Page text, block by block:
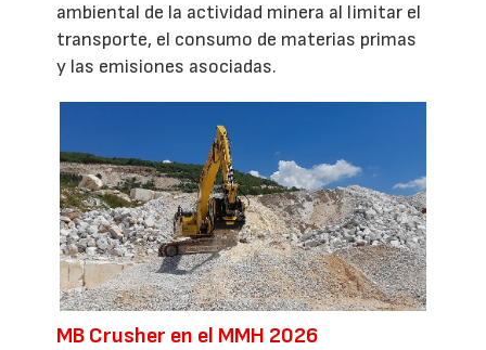
ambiental de la actividad minera al limitar el
transporte, el consumo de materias primas
y las emisiones asociadas.
MB Crusher en el MMH 2026